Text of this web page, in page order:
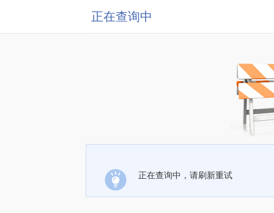
正在查询中
正在查询中，请刷新重试